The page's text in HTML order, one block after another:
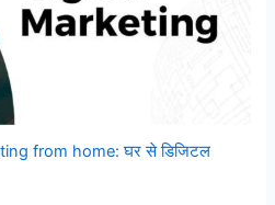
from home: घर से डिजिटल